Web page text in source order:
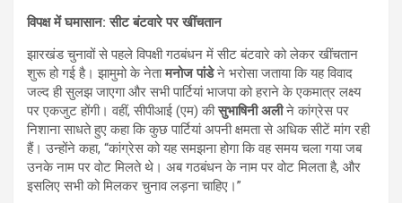
विपक्ष में घमासान: सीट बंटवारे पर खींचतान
झारखंड चुनावों से पहले विपक्षी गठबंधन में सीट बंटवारे को लेकर खींचतान
शुरू हो गई है। झामुमो के नेतामनोज पांडेने भरोसा जताया कि यह विवाद
जल्द ही सुलझ जाएगा और सभी पार्टियां भाजपा को हराने के एकमात्र लक्ष्य
पर एकजुट होंगी। वहीं, सीपीआई (एम) कीसुभाषिनी अलीने कांग्रेस पर
निशाना साधते हुए कहा कि कुछ पार्टियां अपनी क्षमता से अधिक सीटें मांग रही
हैं। उन्होंने कहा, “कांग्रेस को यह समझना होगा कि वह समय चला गया जब
उनके नाम पर वोट मिलते थे। अब गठबंधन के नाम पर वोट मिलता है, और
इसलिए सभी को मिलकर चुनाव लड़ना चाहिए।”